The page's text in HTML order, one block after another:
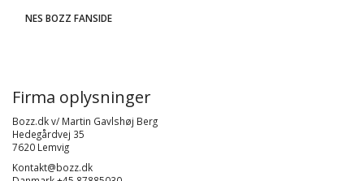
NES BOZZ FANSIDE
Firma oplysninger
Bozz.dk v/ Martin Gavlshøj Berg
Hedegårdvej 35
7620 Lemvig
Kontakt@bozz.dk